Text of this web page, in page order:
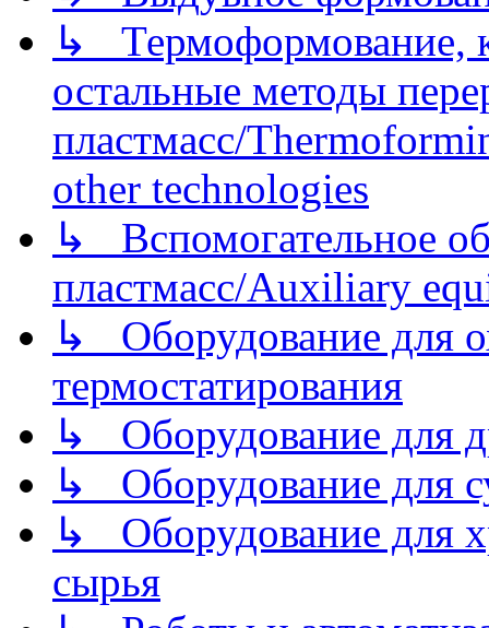
↳ Термоформование,
остальные методы
пластмасс/
other technologies
↳ Вспомогательное
пластмасс/Auxiliary
↳ Оборудование для
термостатирования
↳ Оборудование для
↳ Оборудование для
↳ Оборудование для
сырья